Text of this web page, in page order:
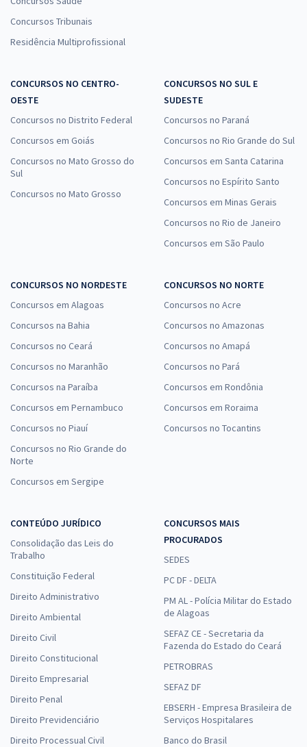
Concursos Tribunais
Residência Multiprofissional
CONCURSOS NO CENTRO-
OESTE
Concursos no Distrito Federal
Concursos em Goiás
Concursos no Mato Grosso do
Sul
Concursos no Mato Grosso
CONCURSOS NO SUL E
SUDESTE
Concursos no Paraná
Concursos no Rio Grande do Sul
Concursos em Santa Catarina
Concursos no Espírito Santo
Concursos em Minas Gerais
Concursos no Rio de Janeiro
Concursos em São Paulo
CONCURSOS NO NORDESTE
Concursos em Alagoas
Concursos na Bahia
Concursos no Ceará
Concursos no Maranhão
Concursos na Paraíba
Concursos em Pernambuco
Concursos no Piauí
Concursos no Rio Grande do
Norte
Concursos em Sergipe
CONCURSOS NO NORTE
Concursos no Acre
Concursos no Amazonas
Concursos no Amapá
Concursos no Pará
Concursos em Rondônia
Concursos em Roraima
Concursos no Tocantins
CONTEÚDO JURÍDICO
Consolidação das Leis do
Trabalho
Constituição Federal
Direito Administrativo
Direito Ambiental
Direito Civil
Direito Constitucional
Direito Empresarial
Direito Penal
Direito Previdenciário
Direito Processual Civil
CONCURSOS MAIS
PROCURADOS
SEDES
PC DF - DELTA
PM AL - Polícia Militar do Estado
de Alagoas
SEFAZ CE - Secretaria da
Fazenda do Estado do Ceará
PETROBRAS
SEFAZ DF
EBSERH - Empresa Brasileira de
Serviços Hospitalares
Banco do Brasil